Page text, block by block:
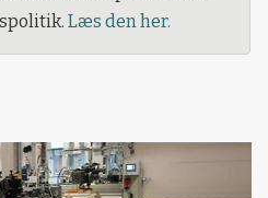
Læs den her.